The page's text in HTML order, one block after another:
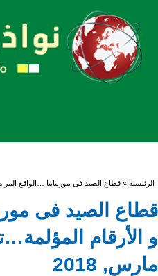
أنت هنا
الرئيسية » قطاع الصيد فى موريتانيا …الواقع المر و
قطاع الصيد فى
مارس, 2018